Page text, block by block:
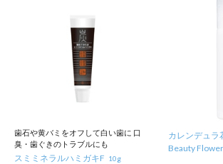
歯石や黄バミをオフして白い歯に 口
臭・歯ぐきのトラブルにも
スミミネラルハミガキF 10g
カレンデュラ
Beauty